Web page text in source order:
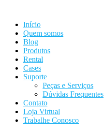
conteúdo
Início
Quem somos
Blog
Produtos
Rental
Cases
Suporte
Peças e Serviços
Dúvidas Frequentes
Contato
Loja Virtual
Trabalhe Conosco